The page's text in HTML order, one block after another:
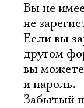
Вы не
не
Если вы
другом
вы
и пароль.
Забытый